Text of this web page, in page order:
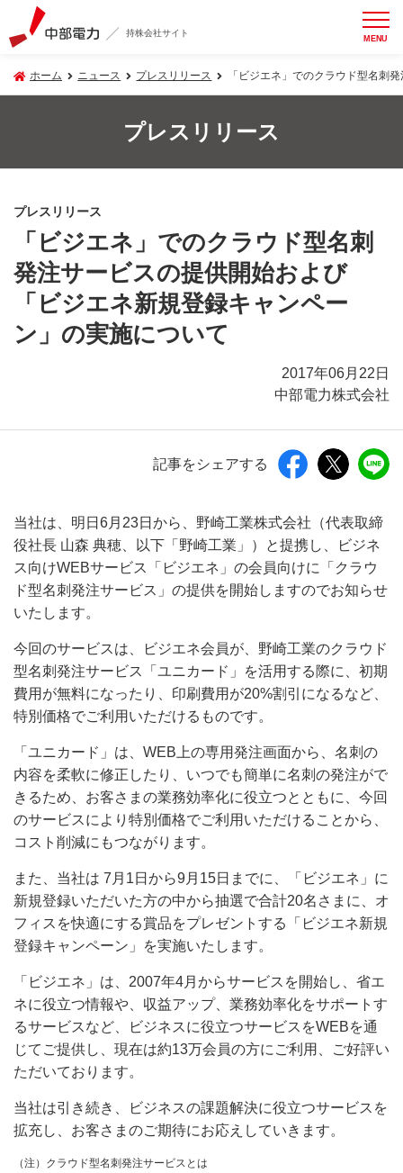
持株会社サイト MENU
ホーム ニュース プレスリリース 「ビジエネ」でのクラウド型名刺
プレスリリース
プレスリリース
「ビジエネ」でのクラウド型名刺
発注サービスの提供開始および
「ビジエネ新規登録キャンペー
ン」の実施について
2017年06月22日
中部電力株式会社
記事をシェアする
当社は、明日6月23日から、野崎工業株式会社（代表取締
役社長 山森 典穂、以下「野崎工業」）と提携し、ビジネ
ス向けWEBサービス「ビジエネ」の会員向けに「クラウ
ド型名刺発注サービス」の提供を開始しますのでお知らせ
いたします。
今回のサービスは、ビジエネ会員が、野崎工業のクラウド
型名刺発注サービス「ユニカード」を活用する際に、初期
費用が無料になったり、印刷費用が20%割引になるなど、
特別価格でご利用いただけるものです。
「ユニカード」は、WEB上の専用発注画面から、名刺の
内容を柔軟に修正したり、いつでも簡単に名刺の発注がで
きるため、お客さまの業務効率化に役立つとともに、今回
のサービスにより特別価格でご利用いただけることから、
コスト削減にもつながります。
また、当社は 7月1日から9月15日までに、「ビジエネ」に
新規登録いただいた方の中から抽選で合計20名さまに、オ
フィスを快適にする賞品をプレゼントする「ビジエネ新規
登録キャンペーン」を実施いたします。
「ビジエネ」は、2007年4月からサービスを開始し、省エ
ネに役立つ情報や、収益アップ、業務効率化をサポートす
るサービスなど、ビジネスに役立つサービスをWEBを通
じてご提供し、現在は約13万会員の方にご利用、ご好評い
ただいております。
当社は引き続き、ビジネスの課題解決に役立つサービスを
拡充し、お客さまのご期待にお応えしていきます。
（注）クラウド型名刺発注サービスとは